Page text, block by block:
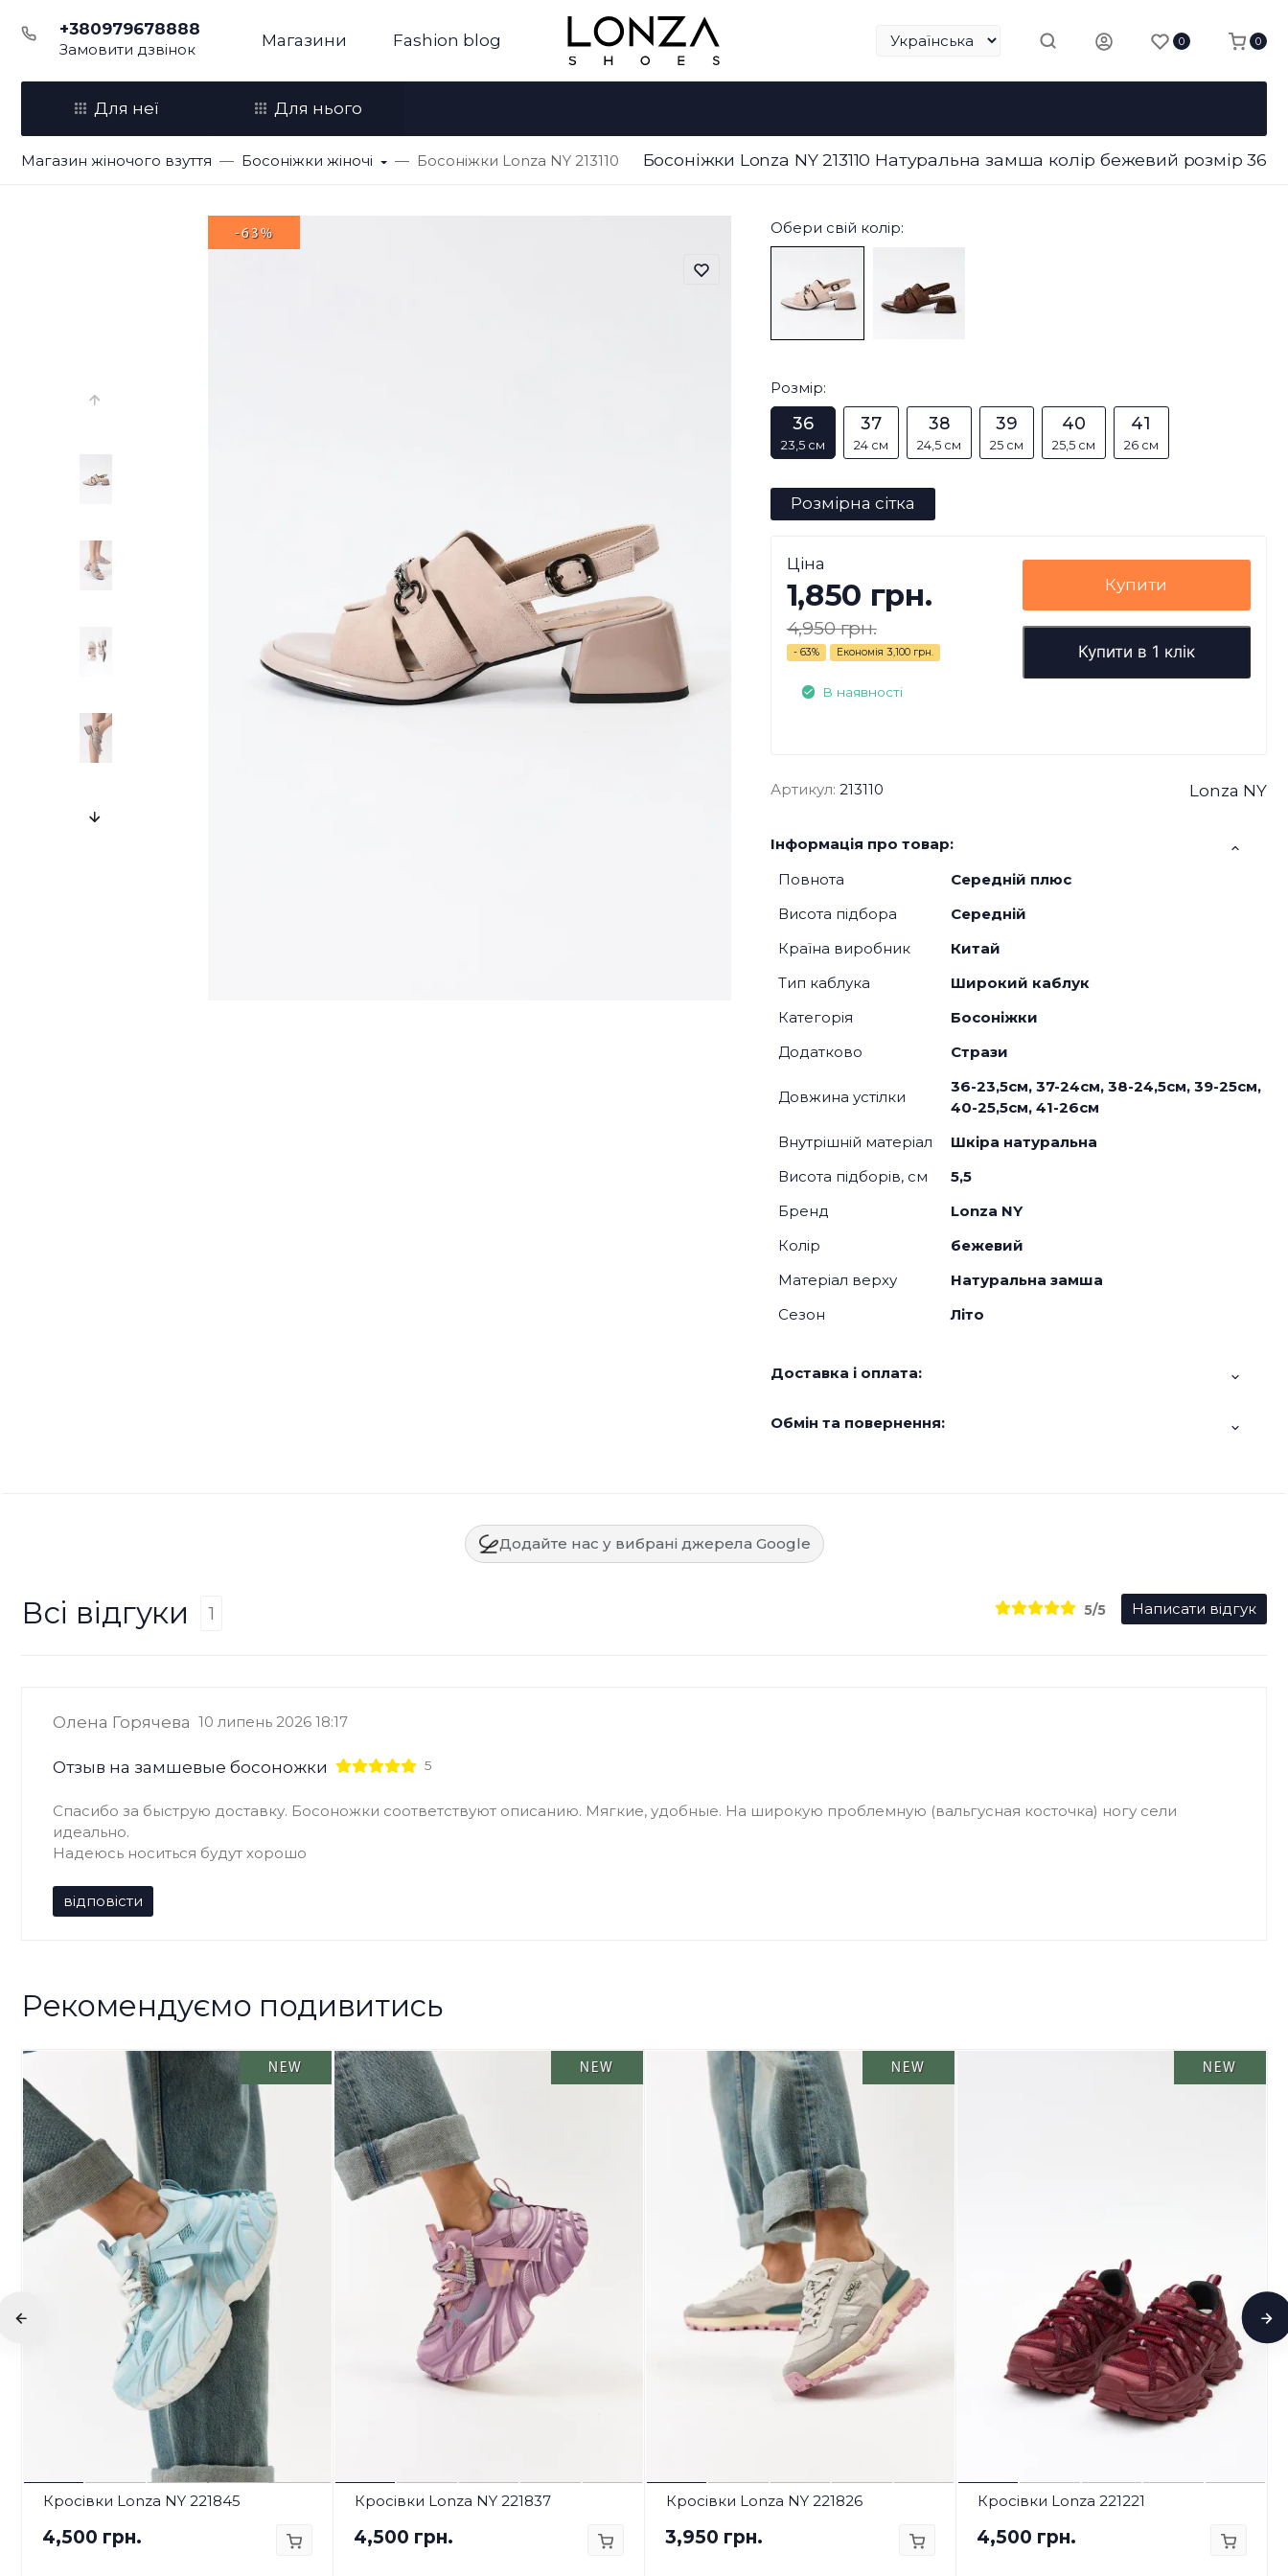
+380979678888
Замовити дзвінок Магазини Fashion blog 0 0
Для неї Для нього
Магазин жіночого взуття Босоніжки жіночі Босоніжки Lonza NY 213110 Босоніжки Lonza NY 213110 Натуральна замша колір бежевий розмір 36
-63% Обери свій колір:
Розмір:
36
23,5 см
37
24 см
38
24,5 см
39
25 см
40
25,5 см
41
26 см
Розмірна сітка
Ціна
1,850 грн.
4,950 грн.
- 63% Економія 3,100 грн.
В наявності
Купити
Купити в 1 клік
Артикул: 213110 Lonza NY
Інформація про товар:
Повнота
Середній плюс
Висота підбора
Середній
Країна виробник
Китай
Тип каблука
Широкий каблук
Категорія
Босоніжки
Додатково
Стрази
Довжина устілки
36-23,5см, 37-24см, 38-24,5см, 39-25см,
40-25,5см, 41-26см
Внутрішній матеріал
Шкіра натуральна
Висота підборів, см
5,5
Бренд
Lonza NY
Колір
бежевий
Матеріал верху
Натуральна замша
Сезон
Літо
Доставка і оплата:
Обмін та повернення:
Додайте нас у вибрані джерела Google
Всі відгуки 1 5/5 Написати відгук
Олена Горячева 10 липень 2026 18:17
Отзыв на замшевые босоножки 5
Спасибо за быструю доставку. Босоножки соответствуют описанию. Мягкие, удобные. На широкую проблемную (вальгусная косточка) ногу сели
идеально.
Надеюсь носиться будут хорошо
відповісти
Рекомендуємо подивитись
NEW
Кросівки Lonza NY 221845
4,500 грн.
NEW
Кросівки Lonza NY 221837
4,500 грн.
NEW
Кросівки Lonza NY 221826
3,950 грн.
NEW
Кросівки Lonza 221221
4,500 грн.